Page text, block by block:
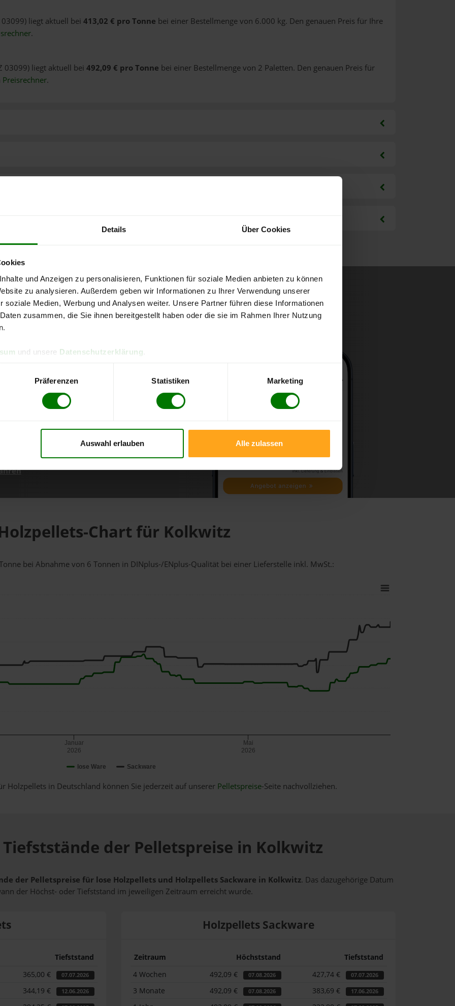
Details Über Cookies
und Anzeigen zu personalisieren, Funktionen für soziale Medien anbieten zu können
zu analysieren. Außerdem geben wir Informationen zu Ihrer Verwendung unserer
soziale Medien, Werbung und Analysen weiter. Unsere Partner führen diese Informationen
zusammen, die Sie ihnen bereitgestellt haben oder die sie im Rahmen Ihrer Nutzung
und unsere Datenschutzerklärung
Präferenzen Statistiken Marketing
Auswahl erlauben Alle zulassen
liegt aktuell bei 413,02 € pro Tonne bei einer Bestellmenge von 6.000 kg. Den genauen Preis für Ihre
.
03099) liegt aktuell bei 492,09 € pro Tonne bei einer Bestellmenge von 2 Paletten. Den genauen Preis für
Preisrechner.
kostenlose
direkt online bestellen
aktuellen Stand
Chart für Kolkwitz
bei Abnahmevon 6 Tonnen in DINplus-/ENplus-Qualität bei einer Lieferstelle inkl. MwSt.:
lose Ware Sackware
Januar
2026
Mai
2026
Holzpellets in Deutschland können Sie jederzeit auf unserer Pelletspreise-Seite nachvollziehen.
der Pelletspreise in Kolkwitz
der Pelletspreise für lose Holzpellets und Holzpellets Sackware in Kolkwitz. Das dazugehörige Datum
der Höchst- oder Tiefststand im jeweiligen Zeitraum erreicht wurde.
Tiefststand
365,00 € 07.07.2026
344,19 € 12.06.2026
Holzpellets Sackware
Zeitraum Höchststand
Tiefststand
4 Wochen
492,09 € 07.08.2026 427,74 € 07.07.2026
3 Monate 492,09 € 07.08.2026 383,69 € 17.06.2026